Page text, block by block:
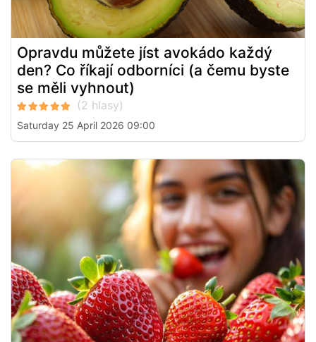
Opravdu můžete jíst avokádo každý
den? Co říkají odborníci (a čemu byste
se měli vyhnout)
Saturday 25 April 2026 09:00